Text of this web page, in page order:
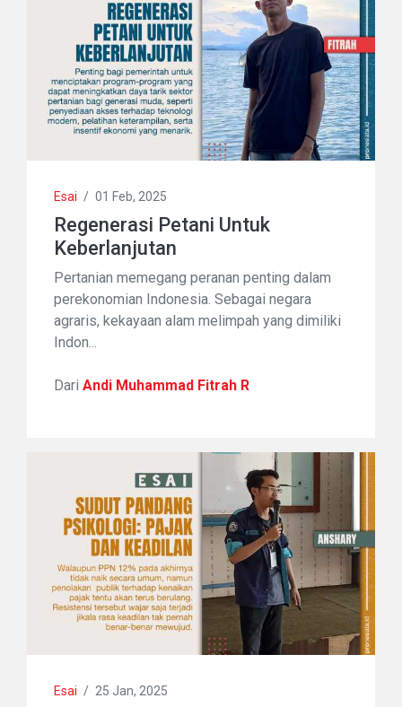
Esai / 01 Feb, 2025
Regenerasi Petani Untuk
Keberlanjutan
Pertanian memegang peranan penting dalam
perekonomian Indonesia. Sebagai negara
agraris, kekayaan alam melimpah yang dimiliki
Indon...
Dari Andi Muhammad Fitrah R
Esai / 25 Jan, 2025